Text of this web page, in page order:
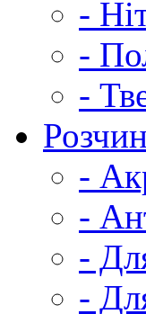
-
-
-
-
-
-
-